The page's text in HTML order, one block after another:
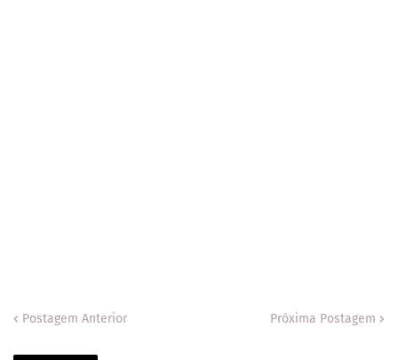
Postagem Anterior Próxima Postagem